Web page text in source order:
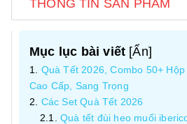
THÔNG TIN SẢN PHẨM
Mục lục bài viết [Ẩn]
Quà Tết 2026, Combo 50+
Cao Cấp, Sang Trọng
Các Set Quà Tết 2026
Quà tết đùi heo muối